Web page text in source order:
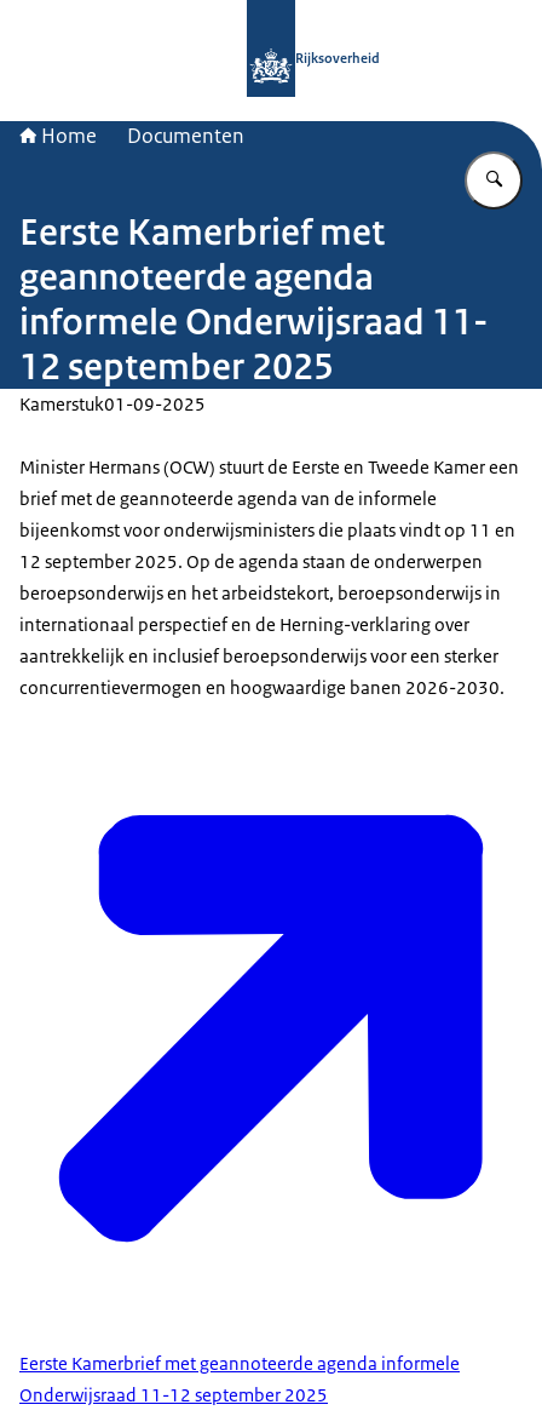
Rijksoverheid
Home Documenten
Eerste Kamerbrief met
geannoteerde agenda
informele Onderwijsraad 11-
12 september 2025
Kamerstuk01-09-2025
Minister Hermans (OCW) stuurt de Eerste en Tweede Kamer een
brief met de geannoteerde agenda van de informele
bijeenkomst voor onderwijsministers die plaats vindt op 11 en
12 september 2025. Op de agenda staan de onderwerpen
beroepsonderwijs en het arbeidstekort, beroepsonderwijs in
internationaal perspectief en de Herning-verklaring over
aantrekkelijk en inclusief beroepsonderwijs voor een sterker
concurrentievermogen en hoogwaardige banen 2026-2030.
Eerste Kamerbrief met geannoteerde agenda informele
Onderwijsraad 11-12 september 2025